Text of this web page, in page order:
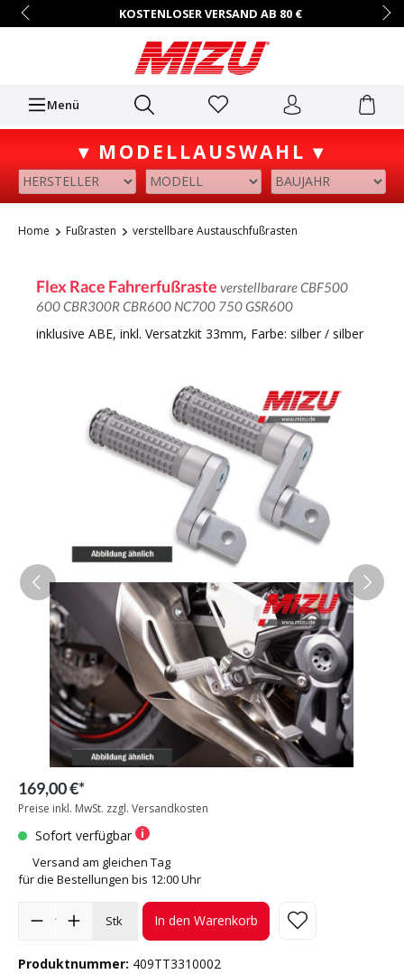
KOSTENLOSER VERSAND AB 80 €
14 TAGE RÜCKGABERECHT
HÄNDLER-ZUGANG AUF ANFRAGE
+49 (0)7731/9067-0
Mo.–Fr. • 9:00 – 16:00 Uhr
Menü
▾ MODELLAUSWAHL ▾
Home Fußrasten verstellbare Austauschfußrasten
Flex Race Fahrerfußraste verstellbarare CBF500
600 CBR300R CBR600 NC700 750 GSR600
inklusive ABE, inkl. Versatzkit 33mm, Farbe: silber / silber
169,00 €*
Preise inkl. MwSt. zzgl. Versandkosten
Sofort verfügbar
Versand am gleichen Tag
für die Bestellungen bis 12:00 Uhr
Stk In den Warenkorb
Produktnummer: 409TT3310002